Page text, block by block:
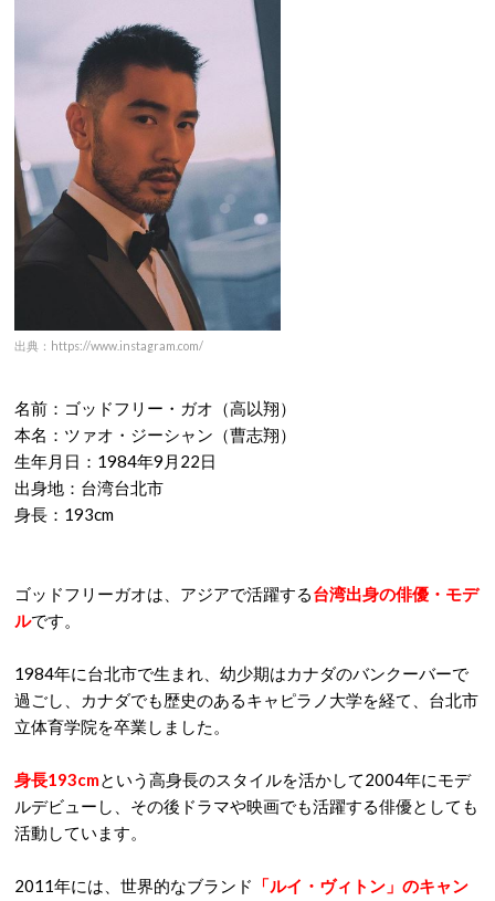
出典：https://www.instagram.com/
名前：ゴッドフリー・ガオ（高以翔）
本名：ツァオ・ジーシャン（曹志翔）
生年月日：1984年9月22日
出身地：台湾台北市
身長：193cm
ゴッドフリーガオは、アジアで活躍する台湾出身の俳優・モデ
ルです。
1984年に台北市で生まれ、幼少期はカナダのバンクーバーで
過ごし、カナダでも歴史のあるキャピラノ大学を経て、台北市
立体育学院を卒業しました。
身長193cmという高身長のスタイルを活かして2004年にモデ
ルデビューし、その後ドラマや映画でも活躍する俳優としても
活動しています。
2011年には、世界的なブランド
「ルイ・ヴィトン」のキャン